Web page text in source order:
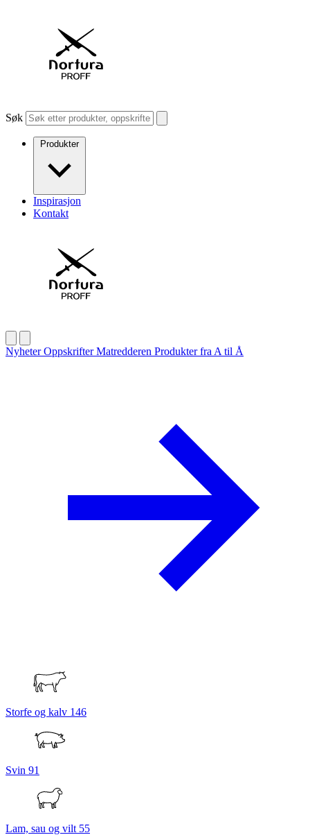
Søk
Produkter
Inspirasjon
Kontakt
NyheterOppskrifterMatredderen Produkter fra A til Å
Storfe og kalv 146
Svin 91
Lam, sau og vilt 55